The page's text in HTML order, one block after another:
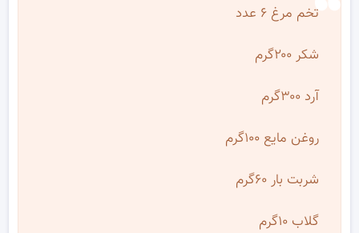
تخم مرغ ۶ عدد
شکر ۲۰۰گرم
آرد ۳۰۰گرم
روغن مایع ۱۰۰گرم
شربت بار ۶۰گرم
گلاب ۱۰گرم